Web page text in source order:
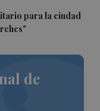
para la ciudad
de